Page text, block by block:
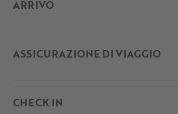
ARRIVO
ASSICURAZIONE DI VIAGGIO
CHECK IN